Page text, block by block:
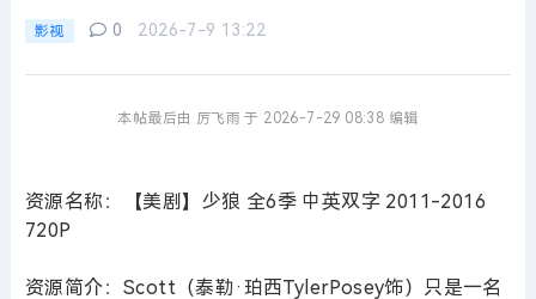
影视 0 2026-7-9 13:22
本帖最后由 厉飞雨 于 2026-7-29 08:38 编辑
资源名称：【美剧】少狼 全6季 中英双字 2011-2016
720P
资源简介：Scott（泰勒·珀西TylerPosey饰）只是一名